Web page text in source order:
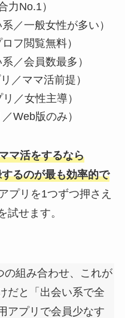
力No.1）
／一般女性が多い）
フ閲覧無料）
／会員数最多）
／ママ活前提）
／女性主導）
Web版のみ）
マ活をするなら
るのが最も効率的で
プリを1つずつ押さえ
試せます。
の組み合わせ、これが
だと「出会い系で全
アプリで会員少なす